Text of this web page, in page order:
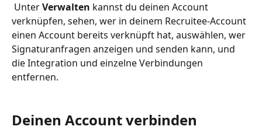
Unter Verwalten kannst du deinen Account
verknüpfen, sehen, wer in deinem Recruitee-Account
einen Account bereits verknüpft hat, auswählen, wer
Signaturanfragen anzeigen und senden kann, und
die Integration und einzelne Verbindungen
entfernen.
Deinen Account verbinden